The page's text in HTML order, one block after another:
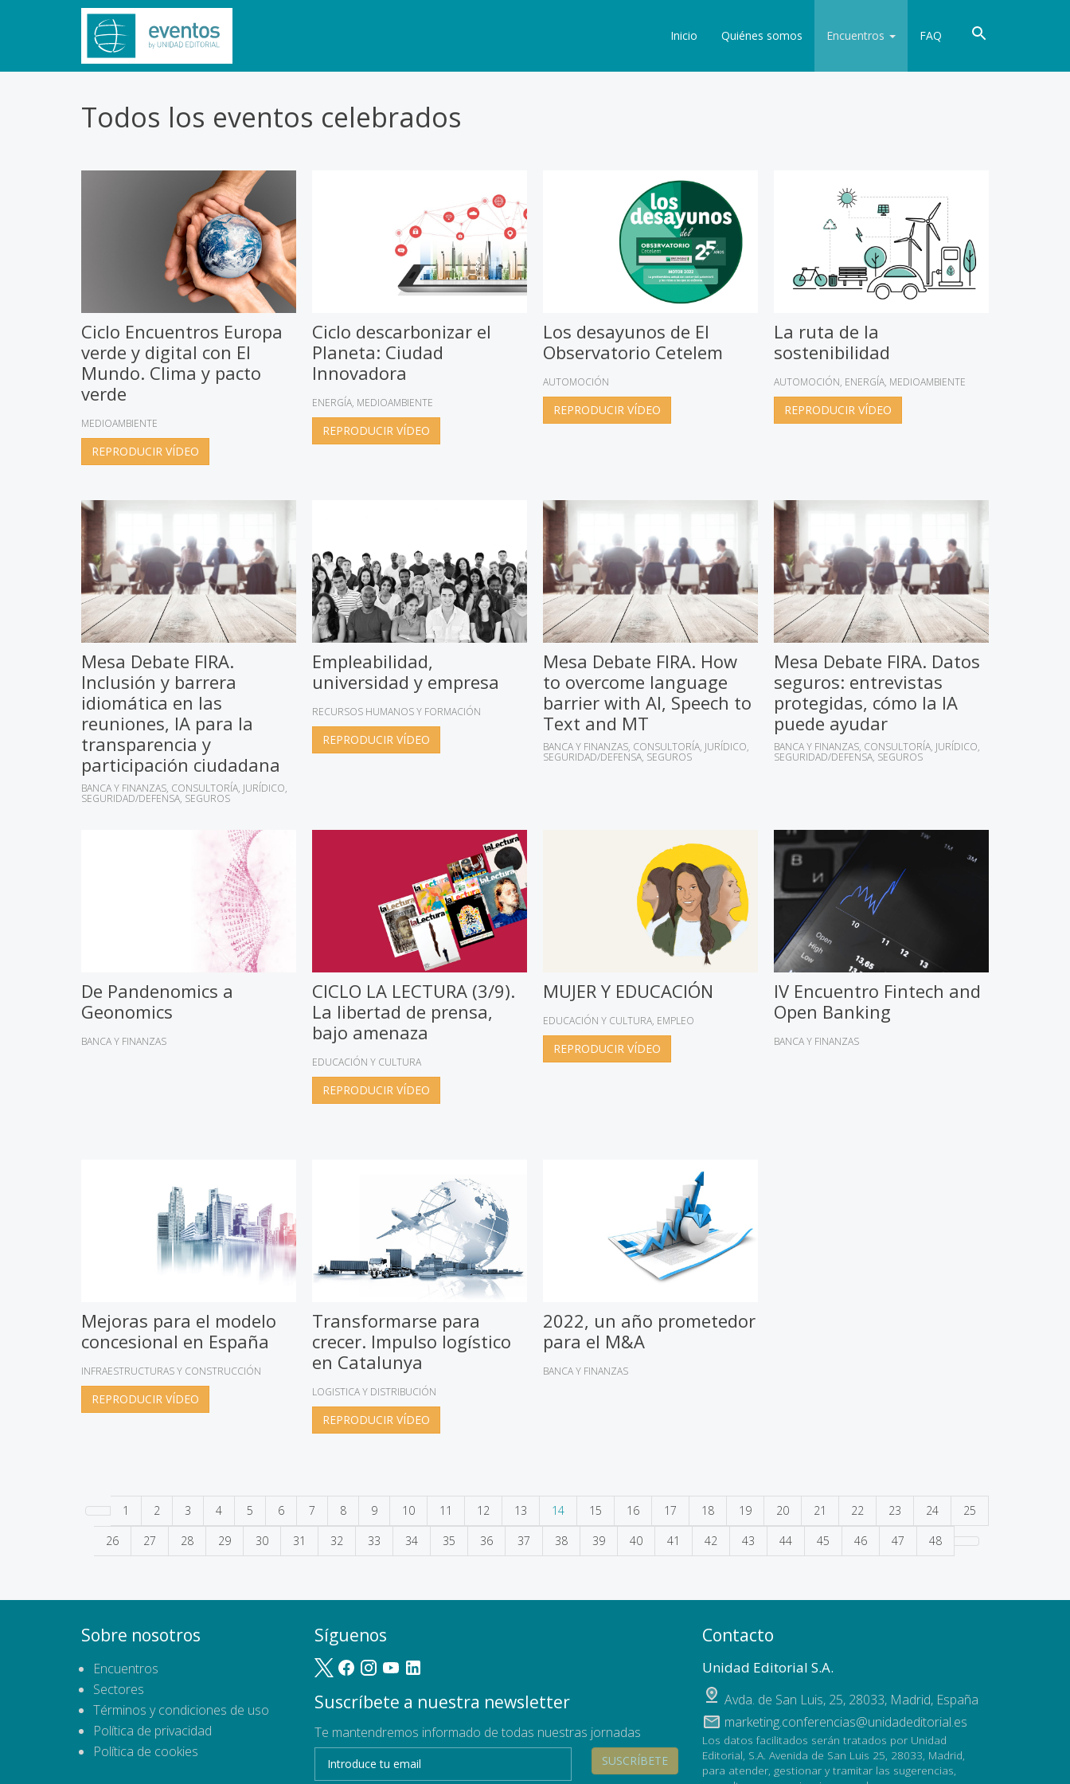
Inicio Quiénes somos Encuentros FAQ
Todos los eventos celebrados
Ciclo Encuentros Europa
verde y digital con El
Mundo. Clima y pacto
verde
MEDIOAMBIENTE
REPRODUCIR VÍDEO
Ciclo descarbonizar el
Planeta: Ciudad
Innovadora
ENERGÍA MEDIOAMBIENTE
REPRODUCIR VÍDEO
Los desayunos de El
Observatorio Cetelem
AUTOMOCIÓN
REPRODUCIR VÍDEO
La ruta de la
sostenibilidad
AUTOMOCIÓN ENERGÍA MEDIOAMBIENTE
REPRODUCIR VÍDEO
Mesa Debate FIRA.
Inclusión y barrera
idiomática en las
reuniones, IA para la
transparencia y
participación ciudadana
BANCA Y FINANZAS CONSULTORÍA JURÍDICO
SEGURIDAD/DEFENSA SEGUROS
Empleabilidad,
universidad y empresa
RECURSOS HUMANOS Y FORMACIÓN
REPRODUCIR VÍDEO
Mesa Debate FIRA. How
to overcome language
barrier with AI, Speech to
Text and MT
BANCA Y FINANZAS CONSULTORÍA JURÍDICO
SEGURIDAD/DEFENSA SEGUROS
Mesa Debate FIRA. Datos
seguros: entrevistas
protegidas, cómo la IA
puede ayudar
BANCA Y FINANZAS CONSULTORÍA JURÍDICO
SEGURIDAD/DEFENSA SEGUROS
De Pandenomics a
Geonomics
BANCA Y FINANZAS
CICLO LA LECTURA (3/9).
La libertad de prensa,
bajo amenaza
EDUCACIÓN Y CULTURA
REPRODUCIR VÍDEO
MUJER Y EDUCACIÓN
EDUCACIÓN Y CULTURA EMPLEO
REPRODUCIR VÍDEO
IV Encuentro Fintech and
Open Banking
BANCA Y FINANZAS
Mejoras para el modelo
concesional en España
INFRAESTRUCTURAS Y CONSTRUCCIÓN
REPRODUCIR VÍDEO
Transformarse para
crecer. Impulso logístico
en Catalunya
LOGISTICA Y DISTRIBUCIÓN
REPRODUCIR VÍDEO
2022, un año prometedor
para el M&A
BANCA Y FINANZAS
1 2 3 4 5 6 7 8 9 10 11 12 13 14 15 16 17 18 19 20 21 22 23 24
25
26
27 28 29 30 31 32 33 34 35 36 37 38 39 40 41 42 43 44 45 46 47 48
Sobre nosotros
Encuentros
Sectores
Términos y condiciones de uso
Política de privacidad
Política de cookies
Síguenos
Suscríbete a nuestra newsletter
Te mantendremos informado de todas nuestras jornadas
SUSCRÍBETE
Contacto
Unidad Editorial S.A.
Avda. de San Luis, 25, 28033, Madrid, España
marketing.conferencias@unidadeditorial.es
Los datos facilitados serán tratados por Unidad
Editorial, S.A. Avenida de San Luis 25, 28033, Madrid,
para atender, gestionar y tramitar las sugerencias,